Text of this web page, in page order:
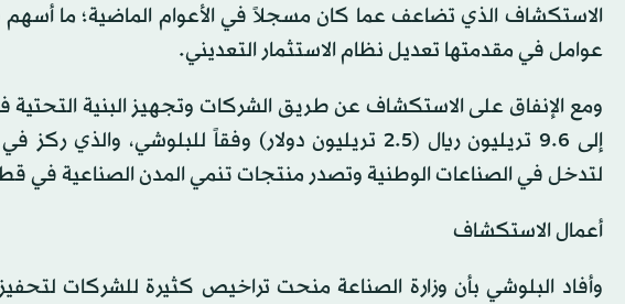
الاستكشاف الذي تضاعف عما كان مسجلاً في الأعوام الماضية؛ ما
عوامل في مقدمتها تعديل نظام الاستثمار التعديني.
ومع الإنفاق على الاستكشاف عن طريق الشركات وتجهيز البنية
إلى 9.6 تريليون ريال (2.5 تريليون دولار) وفقاً
لتدخل في الصناعات الوطنية وتصدر منتجات تنمي المدن الصناعية في
أعمال الاستكشاف
وأفاد البلوشي بأن وزارة الصناعة منحت تراخيص كثيرة للشركات